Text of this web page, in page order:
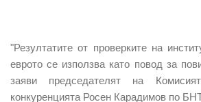
"Резултатите от проверките на
еврото се използва като повод за
заяви председателят на
конкуренцията Росен Карадимов по